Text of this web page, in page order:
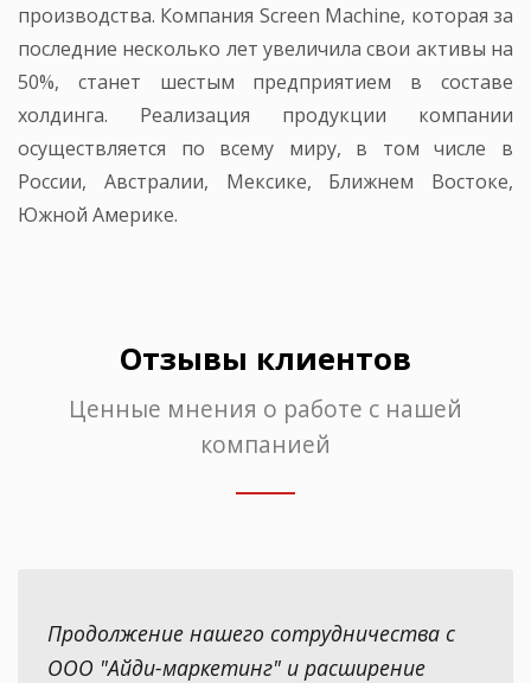
производства. Компания Screen Machine, которая за
последние несколько лет увеличила свои активы на
50%, станет шестым предприятием в составе
холдинга. Реализация продукции компании
осуществляется по всему миру, в том числе в
России, Австралии, Мексике, Ближнем Востоке,
Южной Америке.
Отзывы клиентов
Ценные мнения о работе с нашей
компанией
Продолжение нашего сотрудничества с
ООО "Айди-маркетинг" и расширение